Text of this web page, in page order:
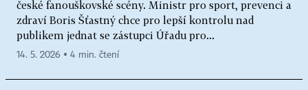
české fanouškovské scény. Ministr pro sport, prevenci a
zdraví Boris Šťastný chce pro lepší kontrolu nad
publikem jednat se zástupci Úřadu pro...
14. 5. 2026 ▪ 4 min. čtení